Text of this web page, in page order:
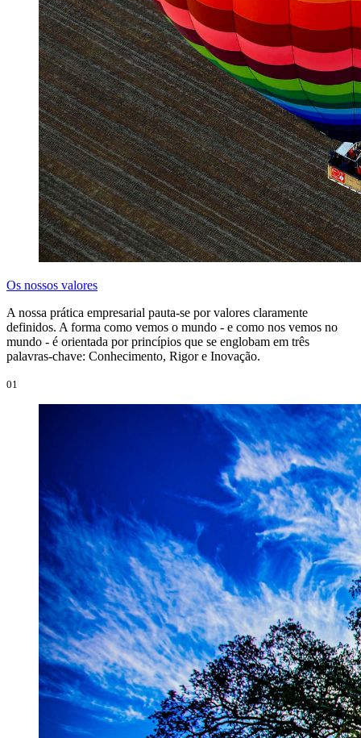
Os nossos valores
A nossa prática empresarial pauta-se por valores claramente
definidos. A forma como vemos o mundo - e como nos vemos no
mundo - é orientada por princípios que se englobam em três
palavras-chave: Conhecimento, Rigor e Inovação.
01